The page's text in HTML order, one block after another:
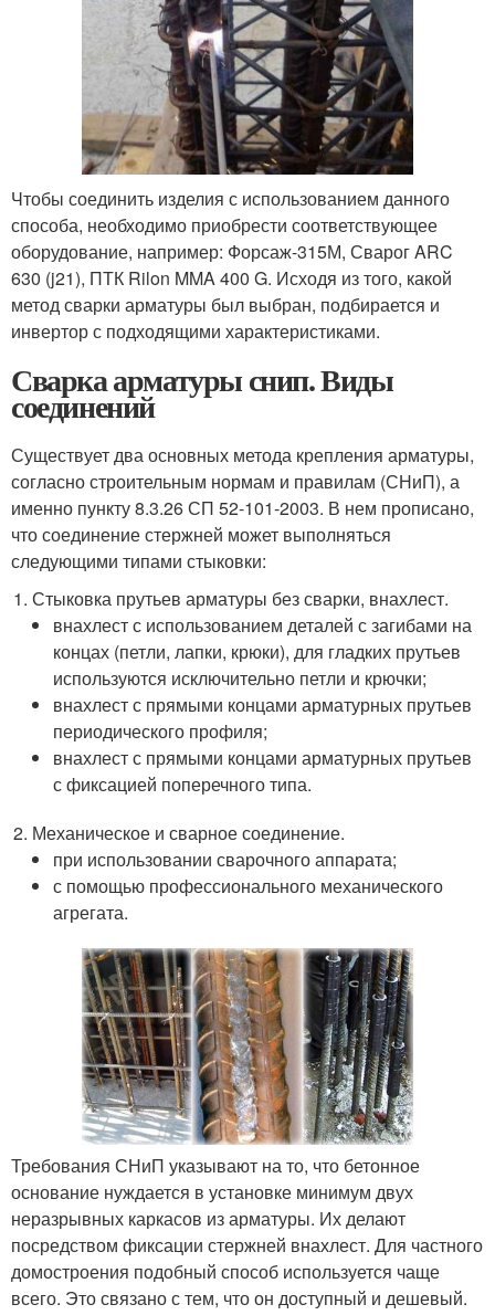
Чтобы соединить изделия с использованием данного
способа, необходимо приобрести соответствующее
оборудование, например: Форсаж-315М, Сварог ARC
630 (j21), ПТК Rilon MMA 400 G. Исходя из того, какой
метод сварки арматуры был выбран, подбирается и
инвертор с подходящими характеристиками.
Сварка арматуры снип. Виды
соединений
Существует два основных метода крепления арматуры,
согласно строительным нормам и правилам (СНиП), а
именно пункту 8.3.26 СП 52-101-2003. В нем прописано,
что соединение стержней может выполняться
следующими типами стыковки:
Стыковка прутьев арматуры без сварки, внахлест.
внахлест с использованием деталей с загибами на
концах (петли, лапки, крюки), для гладких прутьев
используются исключительно петли и крючки;
внахлест с прямыми концами арматурных прутьев
периодического профиля;
внахлест с прямыми концами арматурных прутьев
с фиксацией поперечного типа.
Механическое и сварное соединение.
при использовании сварочного аппарата;
с помощью профессионального механического
агрегата.
Требования СНиП указывают на то, что бетонное
основание нуждается в установке минимум двух
неразрывных каркасов из арматуры. Их делают
посредством фиксации стержней внахлест. Для частного
домостроения подобный способ используется чаще
всего. Это связано с тем, что он доступный и дешевый.